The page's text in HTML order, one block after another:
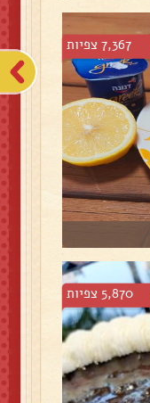
7,367 צפיות
5,870 צפיות